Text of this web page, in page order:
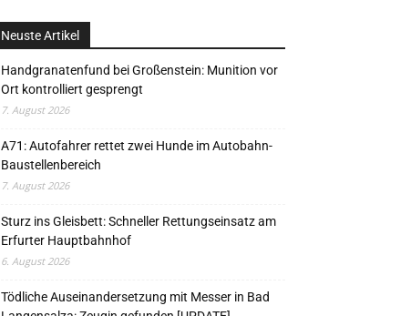
Neuste Artikel
Handgranatenfund bei Großenstein: Munition vor
Ort kontrolliert gesprengt
7. August 2026
A71: Autofahrer rettet zwei Hunde im Autobahn-
Baustellenbereich
7. August 2026
Sturz ins Gleisbett: Schneller Rettungseinsatz am
Erfurter Hauptbahnhof
6. August 2026
Tödliche Auseinandersetzung mit Messer in Bad